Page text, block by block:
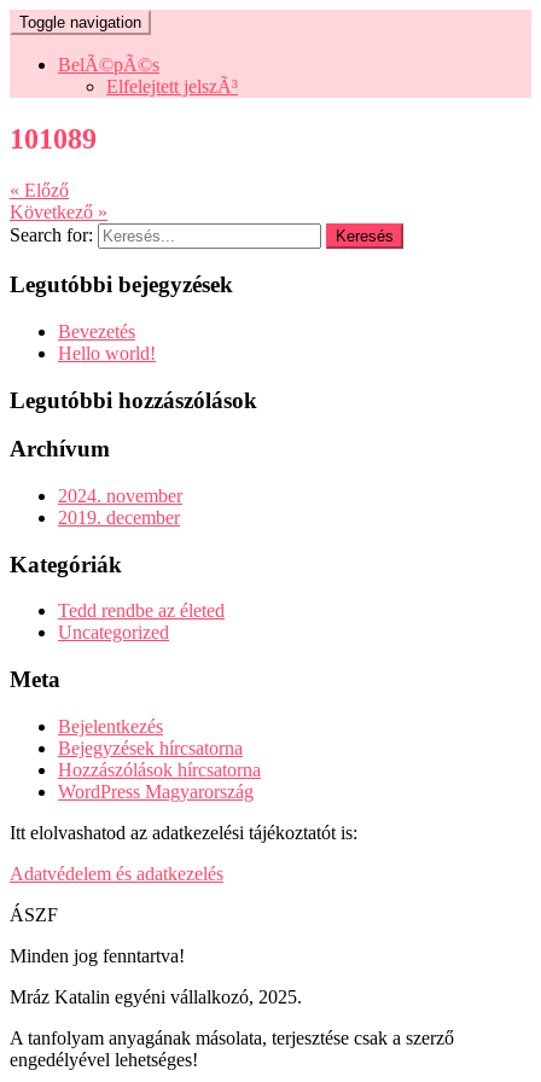
Toggle navigation
BelÃ©pÃ©s
Elfelejtett jelszÃ³
101089
« Előző
Következő »
Search for:
Legutóbbi bejegyzések
Bevezetés
Hello world!
Legutóbbi hozzászólások
Archívum
2024. november
2019. december
Kategóriák
Tedd rendbe az életed
Uncategorized
Meta
Bejelentkezés
Bejegyzések hírcsatorna
Hozzászólások hírcsatorna
WordPress Magyarország
Itt elolvashatod az adatkezelési tájékoztatót is:
Adatvédelem és adatkezelés
ÁSZF
Minden jog fenntartva!
Mráz Katalin egyéni vállalkozó, 2025.
A tanfolyam anyagának másolata, terjesztése csak a szerző
engedélyével lehetséges!